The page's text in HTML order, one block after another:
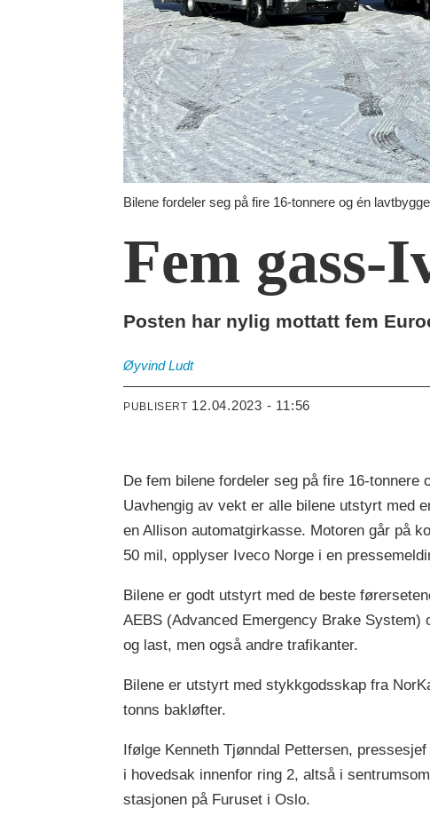
Bilene fordeler seg på fire 16-tonnere og én
Fem gass-
Posten har nylig mottatt fem
Øyvind Ludt
PUBLISERT 12.04.2023 - 11:56
De fem bilene fordeler seg på fire 16-
Uavhengig av vekt er alle bilene utstyrt med
en Allison automatgirkasse. Motoren går på
50 mil, opplyser Iveco Norge i en
Bilene er godt utstyrt med de beste
AEBS (Advanced Emergency Brake
og last, men også andre trafikanter.
Bilene er utstyrt med stykkgodsskap fra
tonns bakløfter.
Ifølge Kenneth Tjønndal Pettersen,
i hovedsak innenfor ring 2, altså i
stasjonen på Furuset i Oslo.